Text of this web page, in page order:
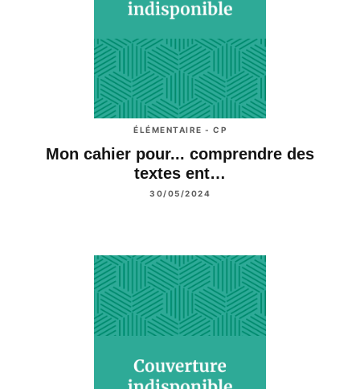
ÉLÉMENTAIRE - CP
Mon cahier pour... comprendre des
textes ent…
30/05/2024